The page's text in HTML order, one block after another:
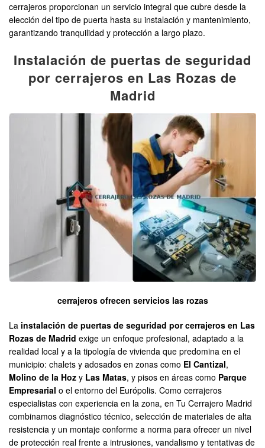
cerrajeros proporcionan un servicio integral que cubre desde la
elección del tipo de puerta hasta su instalación y mantenimiento,
garantizando tranquilidad y protección a largo plazo.
Instalación de puertas de seguridad
por cerrajeros en Las Rozas de
Madrid
cerrajeros ofrecen servicios las rozas
La instalación de puertas de seguridad por cerrajeros en Las
Rozas de Madrid exige un enfoque profesional, adaptado a la
realidad local y a la tipología de vivienda que predomina en el
municipio: chalets y adosados en zonas como El Cantizal,
Molino de la Hoz y Las Matas, y pisos en áreas como Parque
Empresarial o el entorno del Európolis. Como cerrajeros
especialistas con experiencia en la zona, en Tu Cerrajero Madrid
combinamos diagnóstico técnico, selección de materiales de alta
resistencia y un montaje conforme a norma para ofrecer un nivel
de protección real frente a intrusiones, vandalismo y tentativas de